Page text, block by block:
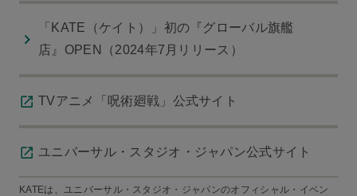
「KATE（ケイト）」初の『グローバル旗艦
店』OPEN（2024年7月リリース）
TVアニメ「呪術廻戦」公式サイト
ユニバーサル・スタジオ・ジャパン公式サイト
KATEは、ユニバーサル・スタジオ・ジャパンのオフィシャル・イベン